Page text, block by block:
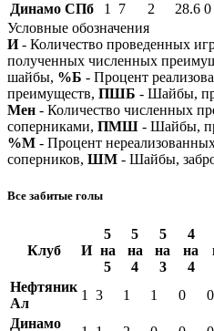
Динамо СПб
1 7 2 28.6 0
Условные обозначения
И- Количество проведенных
полученных численных
шайбы, %Б - Процент
преимуществ, ПШБ - Шайбы,
Мен - Количество численных
соперниками, ПМШ - Шайбы,
%М - Процент
соперников, ШМ - Шайбы,
Все забитые голы
Клуб И
5
на
5
5
на
4
5
на
3
4
на
4
Нефтяник
Ал
1 3 1 1 0 0
Динамо